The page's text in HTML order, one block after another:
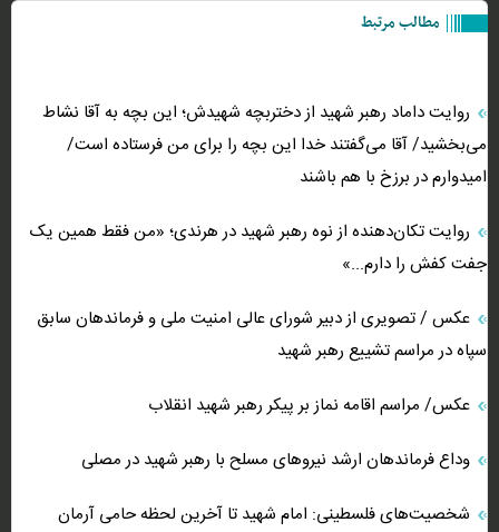
مطالب مرتبط
روایت داماد رهبر شهید از دختربچه شهیدش؛ این بچه به آقا نشاط
می‌بخشید/ آقا می‌گفتند خدا این بچه را برای من فرستاده است/
امیدوارم در برزخ با هم باشند
روایت تکان‌دهنده از نوه رهبر شهید در هرندی؛ «من فقط همین یک
جفت کفش را دارم...»
عکس / تصویری از دبیر شورای عالی امنیت ملی و فرماندهان سابق
سپاه در مراسم تشییع رهبر شهید
عکس/ مراسم اقامه نماز بر پیکر رهبر شهید انقلاب
وداع فرماندهان ارشد نیروهای مسلح با رهبر شهید در مصلی
شخصیت‌های فلسطینی: امام شهید تا آخرین لحظه حامی آرمان